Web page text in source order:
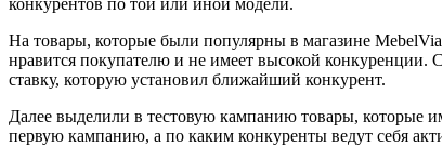
конкурентов по той или иной модели.
На товары, которые были популярны в магазине
нравится покупателю и не имеет высокой конкуренции.
ставку, которую установил ближайший конкурент.
Далее выделили в тестовую кампанию товары, которые
первую кампанию, а по каким конкуренты ведут себя